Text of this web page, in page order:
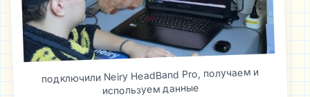
подключили Neiry HeadBand Pro, получаем и
используем данные